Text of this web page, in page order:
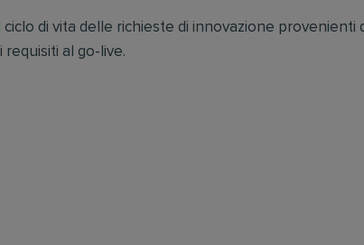
ciclo di vita delle richieste di innovazione provenienti
requisiti al go-live.